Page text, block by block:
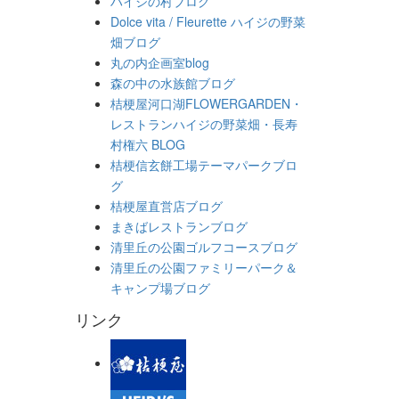
Dolce vita / Fleurette ハイジの野菜
畑ブログ
丸の内企画室blog
森の中の水族館ブログ
桔梗屋河口湖FLOWERGARDEN・
レストランハイジの野菜畑・長寿
村権六 BLOG
桔梗信玄餅工場テーマパークブロ
グ
桔梗屋直営店ブログ
まきばレストランブログ
清里丘の公園ゴルフコースブログ
清里丘の公園ファミリーパーク＆
キャンプ場ブログ
リンク